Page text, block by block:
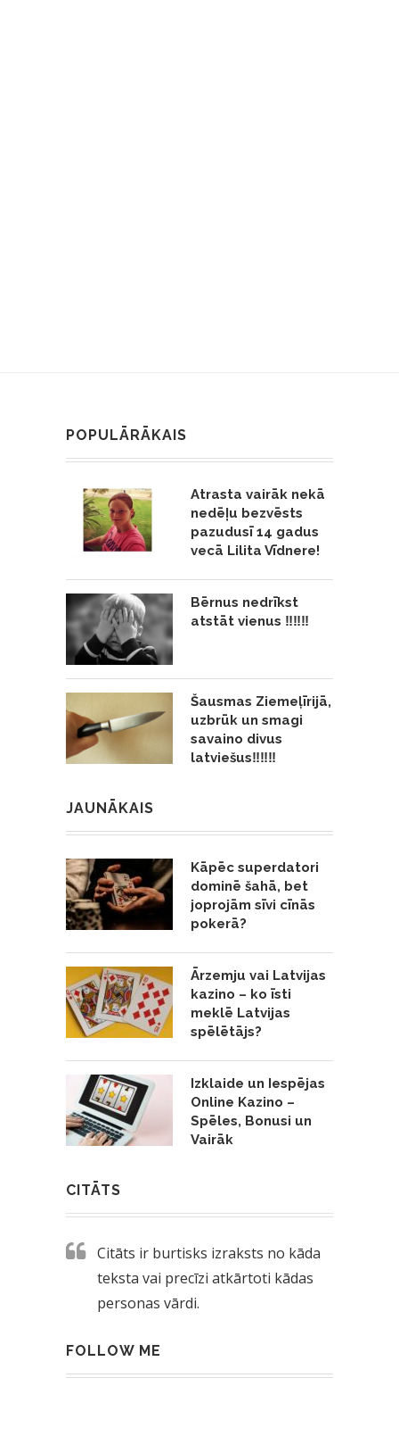
POPULĀRĀKAIS
Atrasta vairāk nekā
nedēļu bezvēsts
pazudusī 14 gadus
vecā Lilita Vīdnere!
Bērnus nedrīkst
atstāt vienus ‼️‼️‼️
Šausmas Ziemeļīrijā,
uzbrūk un smagi
savaino divus
latviešus‼️‼️‼️
JAUNĀKAIS
Kāpēc superdatori
dominē šahā, bet
joprojām sīvi cīnās
pokerā?
Ārzemju vai Latvijas
kazino – ko īsti
meklē Latvijas
spēlētājs?
Izklaide un Iespējas
Online Kazino –
Spēles, Bonusi un
Vairāk
CITĀTS
Citāts ir burtisks izraksts no kāda
teksta vai precīzi atkārtoti kādas
personas vārdi.
FOLLOW ME